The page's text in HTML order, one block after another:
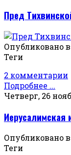
Пред
Опубликовано в
Теги
2 комментарии
Подробнее ...
Четверг, 26
Иерусалимская
Опубликовано в
Теги